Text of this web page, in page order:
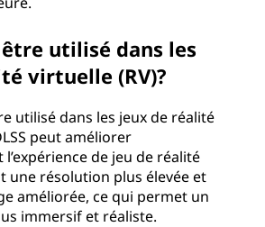
être utilisé dans les
virtuelle (RV)?
utilisé dans les jeux de réalité
peut améliorer
de jeu de réalité
une résolution plus élevée et
améliorée, ce qui permet un
immersif et réaliste.